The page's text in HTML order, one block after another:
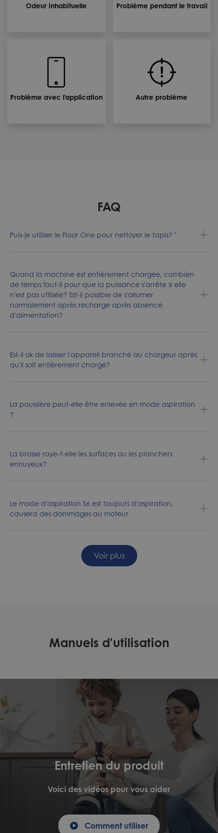
Odeur inhabituelle Problème pendant le travail
Problème avec l'application Autre problème
FAQ
Puis-je utiliser le Floor One pour nettoyer le tapis? "
Quand la machine est entièrement chargée, combien
de temps faut-il pour que la puissance s'arrête si elle
n'est pas utilisée? Est-il possible de s'allumer
normalement après recharge après absence
d'alimentation?
Est-il ok de laisser l'appareil branché au chargeur après
qu'il soit entièrement chargé?
La poussière peut-elle être enlevée en mode aspiration
?
La brosse raye-t-elle les surfaces ou les planchers
ennuyeux?
Le mode d'aspiration S6 est toujours d'aspiration,
causera des dommages au moteur
Voir plus
Manuels d'utilisation
Entretien du produit
Voici des vidéos pour vous aider
Comment utiliser